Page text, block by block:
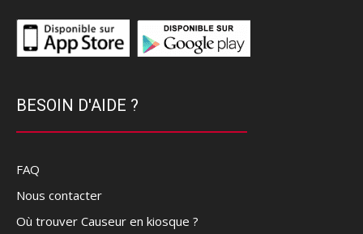
BESOIN D'AIDE ?
FAQ
Nous contacter
Où trouver Causeur en kiosque ?